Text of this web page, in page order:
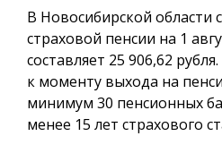
В Новосибирской области
страховой пенсии на 1
составляет 25 906,62
к моменту выхода на
минимум 30 пенсионных
менее 15 лет страхового